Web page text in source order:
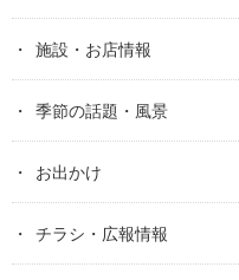
施設・お店情報
季節の話題・風景
お出かけ
チラシ・広報情報